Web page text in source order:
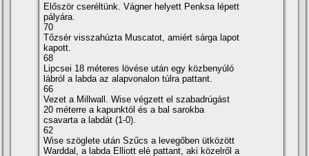
Először cseréltünk. Vágner helyett Penksa lépett
pályára.
70
Tőzsér visszahúzta Muscatot, amiért sárga lapot
kapott.
68
Lipcsei 18 méteres lövése után egy közbenyúló
lábról a labda az alapvonalon túlra pattant.
66
Vezet a Millwall. Wise végzett el szabadrúgást
20 méterre a kapunktól és a bal sarokba
csavarta a labdát (1-0).
62
Wise szöglete után Szűcs a levegőben ütközött
Warddal, a labda Elliott elé pattant, aki közelről a